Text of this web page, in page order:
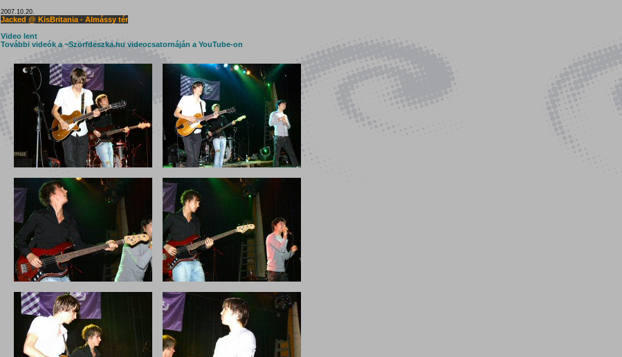
2007.10.20.
Jacked @ KisBritania - Almássy tér
Video lent
További videók a ~Szörfdeszka.hu videocsatornáján a YouTube-on